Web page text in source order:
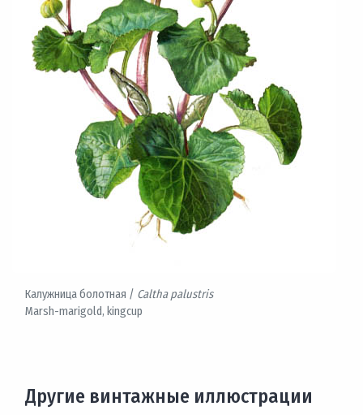
Калужница болотная / Caltha palustris
Marsh-marigold, kingcup
Другие винтажные иллюстрации